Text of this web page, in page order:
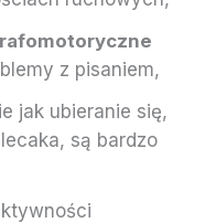
z pisaniem,
jak ubieranie się,
są bardzo